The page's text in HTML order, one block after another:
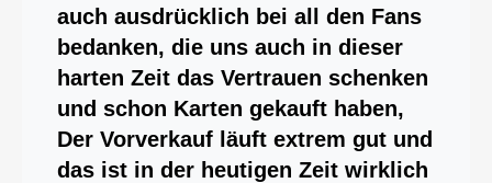
auch ausdrücklich bei all den Fans
bedanken, die uns auch in dieser
harten Zeit das Vertrauen schenken
und schon Karten gekauft haben,
Der Vorverkauf läuft extrem gut und
das ist in der heutigen Zeit wirklich